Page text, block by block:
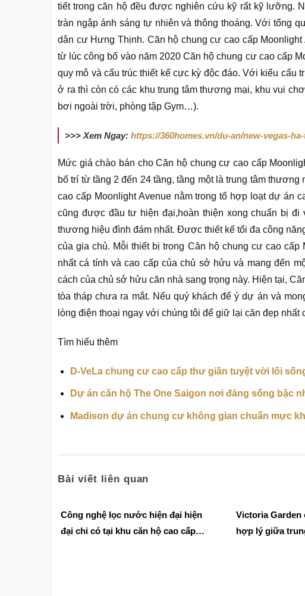
tiết trong căn hộ đều được nghiên cứu kỹ rất kỹ lưỡng.
tràn ngập ánh sáng tự nhiên và thông thoáng. Với tổng
dân cư Hưng Thịnh. Căn hộ chung cư cao cấp
từ lúc công bố vào năm 2020 Căn hộ chung cư cao cấp
quy mô và cấu trúc thiết kế cực kỳ độc đáo. Với kiểu cấu
ở ra thì còn có các khu trung tâm thương mại, khu vui
bơi ngoài trời, phòng tập Gym…).
>>> Xem Ngay: https://360homes.vn/du-an/new-vegas-
Mức giá chào bán cho Căn hộ chung cư cao cấp
bố trí từ tầng 2 đến 24 tầng, tầng một là trung tâm
cao cấp Moonlight Avenue nằm trong tổ hợp loạt dự án
cũng được đầu tư hiện đại,hoàn thiện xong chuẩn bị
thương hiệu đình đám nhất. Được thiết kế tối đa công
của gia chủ. Mỗi thiết bị trong Căn hộ chung cư cao
nhất cá tính và cao cấp của chủ sở hửu và mang đến
cách của chủ sở hửu căn nhà sang trọng này. Hiện tại,
tòa tháp chưa ra mắt. Nếu quý khách để ý dự án và
lòng điện thoại ngay với chúng tôi để giữ lại căn đẹp nhất
Tìm hiểu thêm
D-VeLa chung cư cao cấp thư giãn tuyệt vời lối
Dự án căn hộ The One Saigon nơi đáng sống bậc
Madison dự án chung cư không gian chuẩn mực
Bài viết liên quan
Công nghệ lọc nước hiện đại hiện
đại chỉ có tại khu căn hộ cao cấp
Victoria
hợp lý giữa